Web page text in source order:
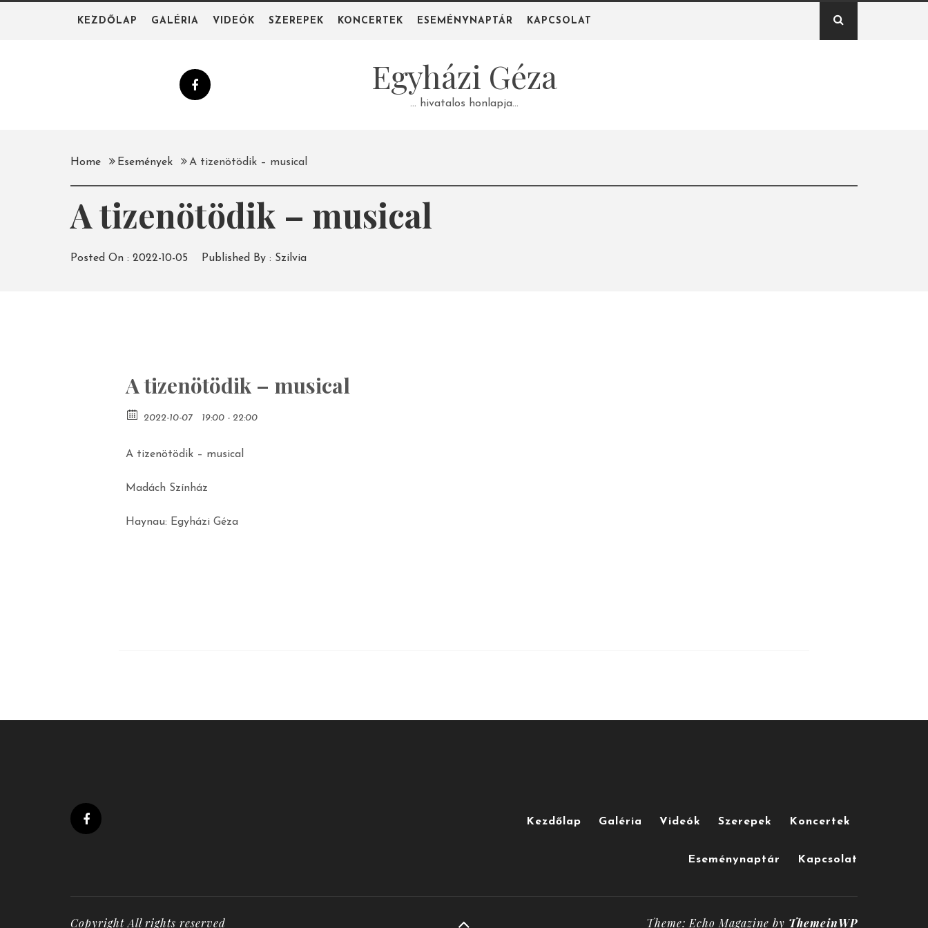
KEZDŐLAP GALÉRIA VIDEÓK SZEREPEK KONCERTEK ESEMÉNYNAPTÁR KAPCSOLAT
Egyházi Géza
… hivatalos honlapja…
Home Események A tizenötödik – musical
A tizenötödik – musical
Posted On : 2022-10-05 Published By : Szilvia
A tizenötödik – musical
2022-10-07 19:00 - 22:00
A tizenötödik – musical
Madách Színház
Haynau: Egyházi Géza
Kezdőlap Galéria Videók Szerepek Koncertek
Eseménynaptár Kapcsolat
Copyright All rights reserved Theme: Echo Magazine by ThemeinWP